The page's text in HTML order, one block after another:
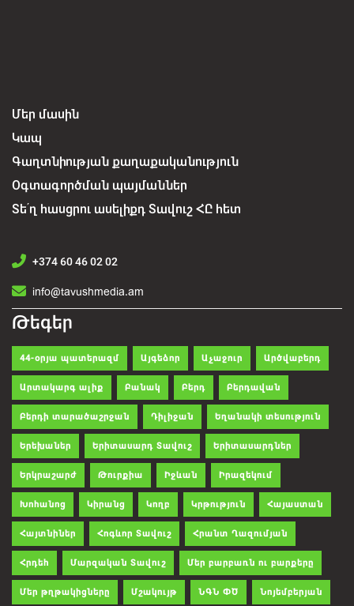
Մեր մասին
Կապ
Գաղտնիության քաղաքականություն
Օգտագործման պայմաններ
Տե՛ղ հասցրու ասելիքդ Տավուշ ՀԸ հետ
+374 60 46 02 02
info@tavushmedia.am
Թեգեր
44-օրյա պատերազմ Այգեձոր Աչաջուր Արծվաբերդ
Արտակարգ ալիք Բանակ Բերդ Բերդավան
Բերդի տարածաշրջան Դիլիջան Եղանակի տեսություն
Երեխաներ Երիտասարդ Տավուշ Երիտասարդներ
Երկրաշարժ Թուրքիա Իջևան Իրազեկում
Խոհանոց Կիրանց Կողբ Կրթություն Հայաստան
Հայտնիներ Հոգևոր Տավուշ Հրանտ Ղազումյան
Հրդեհ Մարզական Տավուշ Մեր բարբառն ու բարքերը
Մեր թղթակիցները Մշակույթ ՆԳՆ ՓԾ Նոյեմբերյան